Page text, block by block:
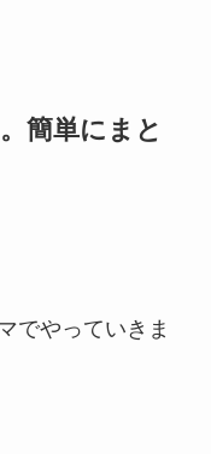
簡単にまと
でやっていきま